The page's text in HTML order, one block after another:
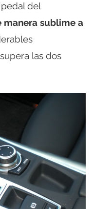
del
manera sublime a
las dos